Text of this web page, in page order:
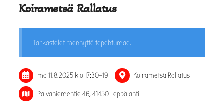
Koirametsä Rallatus
Tarkastelet mennyttä tapahtumaa.
ma 11.8.2025 klo 17:30–19 Koirametsä Rallatus
Palvaniementie 46, 41450 Leppälahti